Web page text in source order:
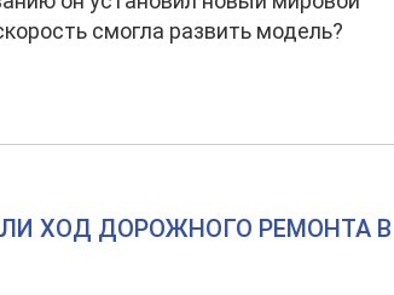
смогла развить модель?
ХОД ДОРОЖНОГО РЕМОНТА В